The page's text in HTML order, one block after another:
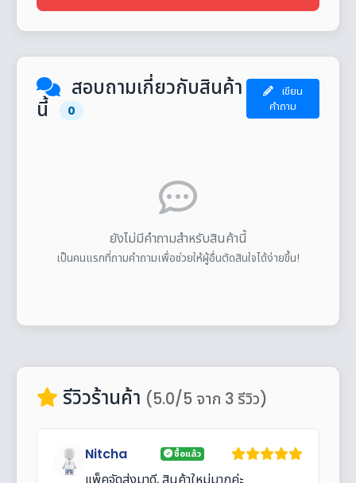
สอบถามเกี่ยวกับสินค้า
นี้
0
เขียน
คำถาม
ยังไม่มีคำถามสำหรับสินค้านี้
เป็นคนแรกที่ถามคำถามเพื่อช่วยให้ผู้อื่นตัดสินใจได้ง่ายขึ้น!
รีวิวร้านค้า (5.0/5 จาก 3 รีวิว)
Nitcha ซื้อแล้ว
แพ็คจัดส่งมาดี, สินค้าใหม่มากค่ะ